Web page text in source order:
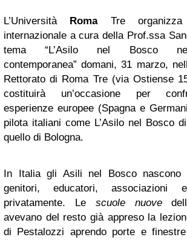
L’Università RomaTre organizza
internazionale a cura della Prof.ssa
tema “L’Asilo nel Bosco
contemporanea” domani, 31 marzo,
Rettorato di Roma Tre (via Ostiense
costituirà un’occasione per
esperienze europee (Spagna e
pilota italiani come L’Asilo nel Bosco
quello di Bologna.
In Italia gli Asili nel Bosco nascono
genitori, educatori, associazioni
privatamente. Le scuole nuove
avevano del resto già appreso la
di Pestalozzi aprendo porte e